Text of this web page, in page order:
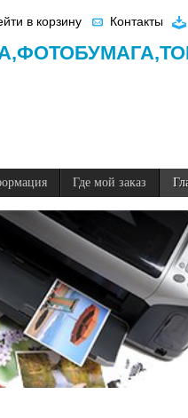
в корзину Контакты
ФОТОБУМАГА,
Где мой заказ